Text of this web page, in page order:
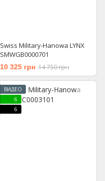
Swiss Military-Hanowa LYNX
SMWGB0000701
10 325 грн 14 750 грн
ВИДЕО
6
6